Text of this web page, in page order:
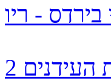
בירדס - ריו
2